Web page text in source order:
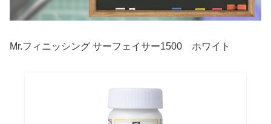
Mr.フィニッシング サーフェイサー1500 ホワイト